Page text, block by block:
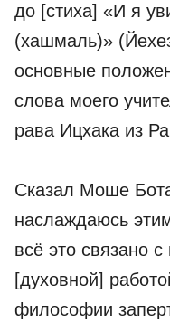
до [стиха] «И я
(хашмаль)»
основные
слова моего
рава Ицхака из
Сказал Моше
наслаждаюсь
всё это связано
[духовной]
философии